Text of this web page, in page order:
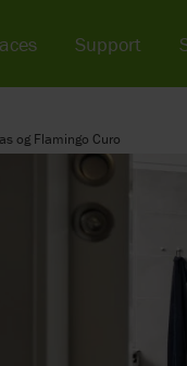
og Flamingo Curo
Support